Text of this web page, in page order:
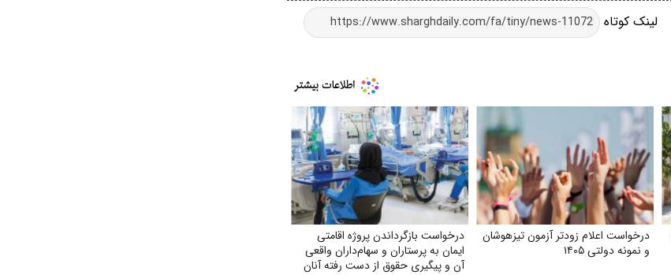
لینک کوتاه
درخواست اعلام زودتر آزمون تیزهوشان
و نمونه دولتی ۱۴۰۵
درخواست بازگرداندن پروژه اقامتی
ایمان به پرستاران و سهام‌داران واقعی
آن و پیگیری حقوق از دست رفته آنان